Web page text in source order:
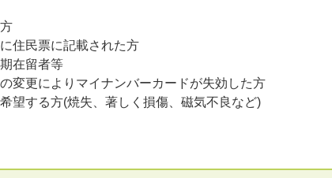
住民票に記載された方
在留者等
変更によりマイナンバーカードが失効した方
望する方(焼失、著しく損傷、磁気不良など)